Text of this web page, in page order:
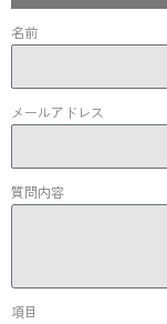
名前
メールアドレス
質問内容
項目